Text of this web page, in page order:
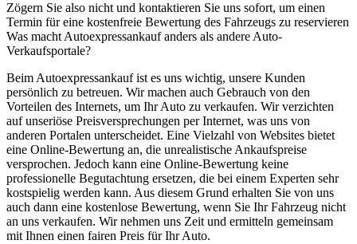
Zögern Sie also nicht und kontaktieren Sie uns sofort, um einen
Termin für eine kostenfreie Bewertung des Fahrzeugs zu reservieren
Was macht Autoexpressankauf anders als andere Auto-
Verkaufsportale?
Beim Autoexpressankauf ist es uns wichtig, unsere Kunden
persönlich zu betreuen. Wir machen auch Gebrauch von den
Vorteilen des Internets, um Ihr Auto zu verkaufen. Wir verzichten
auf unseriöse Preisversprechungen per Internet, was uns von
anderen Portalen unterscheidet. Eine Vielzahl von Websites bietet
eine Online-Bewertung an, die unrealistische Ankaufspreise
versprochen. Jedoch kann eine Online-Bewertung keine
professionelle Begutachtung ersetzen, die bei einem Experten sehr
kostspielig werden kann. Aus diesem Grund erhalten Sie von uns
auch dann eine kostenlose Bewertung, wenn Sie Ihr Fahrzeug nicht
an uns verkaufen. Wir nehmen uns Zeit und ermitteln gemeinsam
mit Ihnen einen fairen Preis für Ihr Auto.